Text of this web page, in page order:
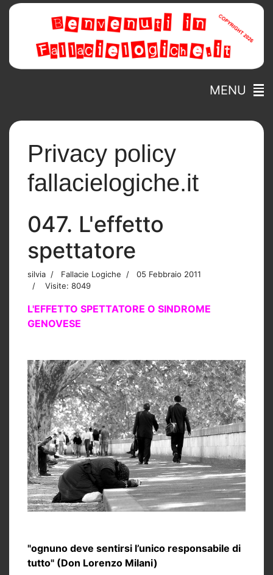
MENU
Privacy policy
fallacielogiche.it
047. L'effetto
spettatore
silvia Fallacie Logiche
05 Febbraio 2011
Visite: 8049
L'EFFETTO SPETTATORE O SINDROME
GENOVESE
"ognuno deve sentirsi l’unico responsabile di
tutto" (Don Lorenzo Milani)